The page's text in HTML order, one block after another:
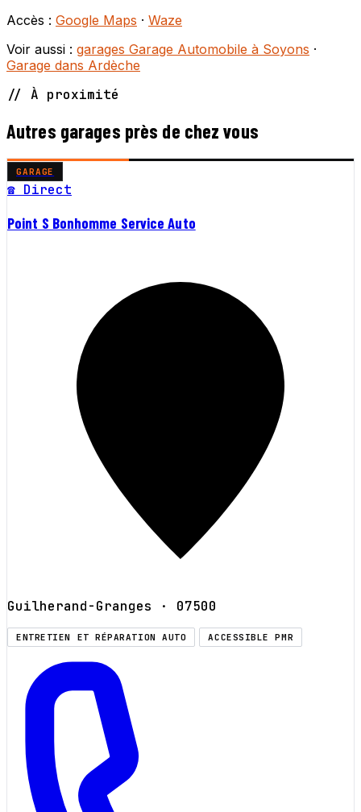
Accès : Google Maps · Waze
Voir aussi : garages Garage Automobile à Soyons ·
Garage dans Ardèche
// À proximité
Autres garages près de chez vous
GARAGE
☎ Direct
Point S Bonhomme Service Auto
Guilherand-Granges · 07500
ENTRETIEN ET RÉPARATION AUTO ACCESSIBLE PMR